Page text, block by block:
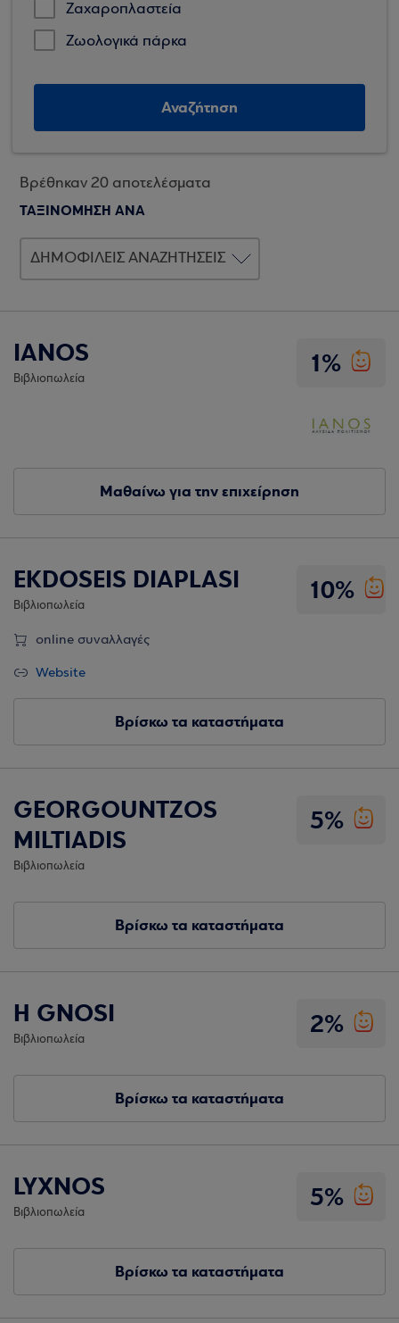
Ζαχαροπλαστεία
Ζωολογικά πάρκα
Αναζήτηση
Βρέθηκαν 20 αποτελέσματα
ΤΑΞΙΝΟΜΗΣΗ ΑΝΑ
1%
IANOS
Βιβλιοπωλεία
Μαθαίνω για την επιχείρηση
10%
EKDOSEIS DIAPLASI
Βιβλιοπωλεία
online συναλλαγές
Website
Βρίσκω τα καταστήματα
5%
GEORGOUNTZOS
MILTIADIS
Βιβλιοπωλεία
Βρίσκω τα καταστήματα
2%
H GNOSI
Βιβλιοπωλεία
Βρίσκω τα καταστήματα
5%
LYXNOS
Βιβλιοπωλεία
Βρίσκω τα καταστήματα